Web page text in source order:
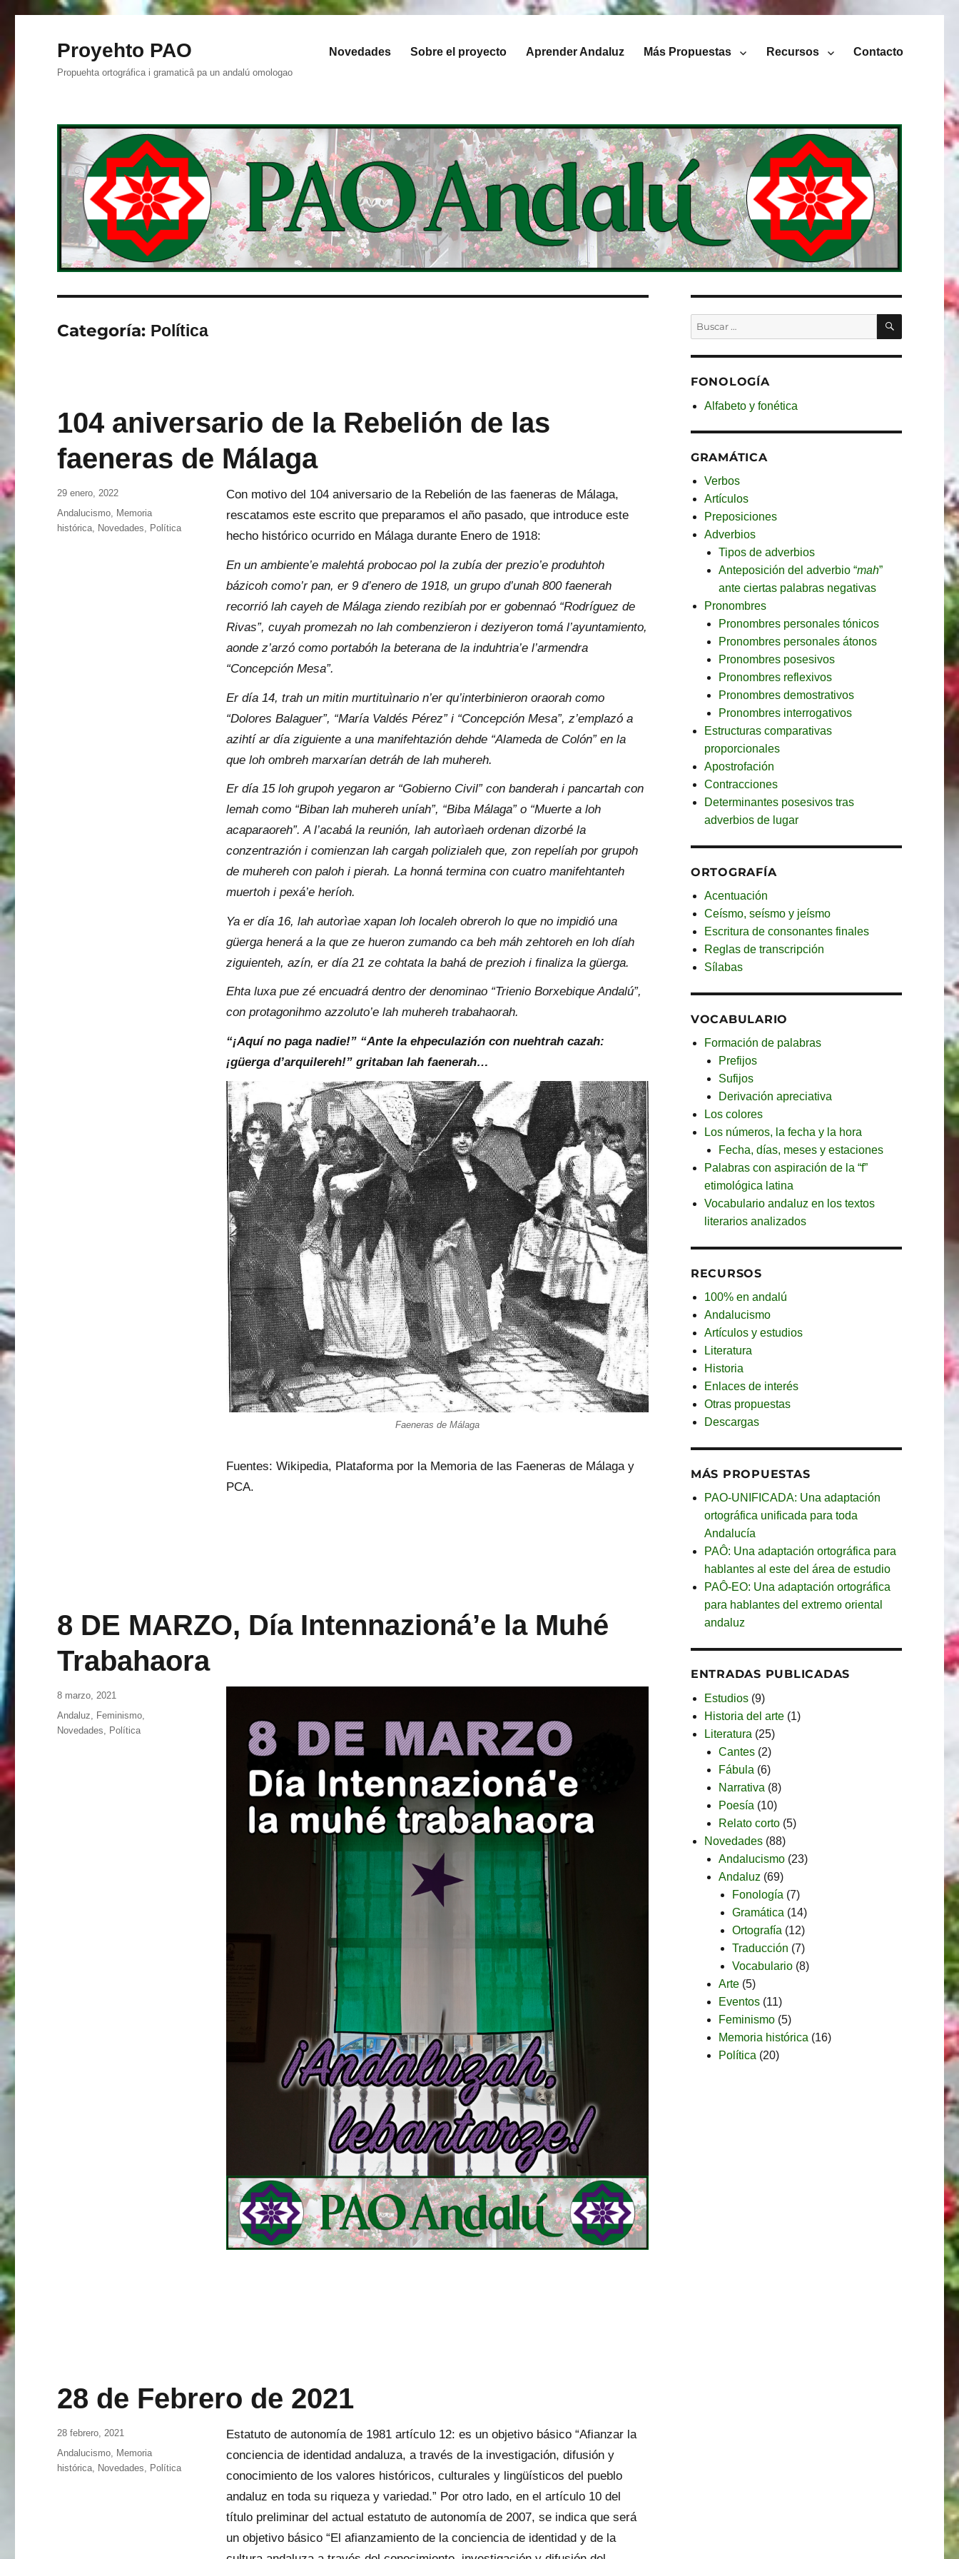
Proyehto PAO
Propuehta ortográfica i gramaticâ pa un andalú omologao
Novedades Sobre el proyecto Aprender Andaluz Más Propuestas Recursos Contacto
Categoría: Política
104 aniversario de la Rebelión de las
faeneras de Málaga
Con motivo del 104 aniversario de la Rebelión de las faeneras de Málaga,
rescatamos este escrito que preparamos el año pasado, que introduce este
hecho histórico ocurrido en Málaga durante Enero de 1918:
En un ambiente’e malehtá probocao pol la zubía der prezio’e produhtoh
bázicoh como’r pan, er 9 d’enero de 1918, un grupo d’unah 800 faenerah
recorrió lah cayeh de Málaga ziendo rezibíah por er gobennaó “Rodríguez de
Rivas”, cuyah promezah no lah combenzieron i deziyeron tomá l’ayuntamiento,
aonde z’arzó como portabóh la beterana de la induhtria’e l’armendra
“Concepción Mesa”.
Er día 14, trah un mitin murtituìnario n’er qu’interbinieron oraorah como
“Dolores Balaguer”, “María Valdés Pérez” i “Concepción Mesa”, z’emplazó a
azihtí ar día ziguiente a una manifehtazión dehde “Alameda de Colón” en la
que loh ombreh marxarían detráh de lah muhereh.
Er día 15 loh grupoh yegaron ar “Gobierno Civil” con banderah i pancartah con
lemah como “Biban lah muhereh uníah”, “Biba Málaga” o “Muerte a loh
acaparaoreh”. A l’acabá la reunión, lah autorìaeh ordenan dizorbé la
conzentrazión i comienzan lah cargah polizialeh que, zon repelíah por grupoh
de muhereh con paloh i pierah. La honná termina con cuatro manifehtanteh
muertoh i pexá’e heríoh.
Ya er día 16, lah autorìae xapan loh localeh obreroh lo que no impidió una
güerga henerá a la que ze hueron zumando ca beh máh zehtoreh en loh díah
ziguienteh, azín, er día 21 ze cohtata la bahá de prezioh i finaliza la güerga.
Ehta luxa pue zé encuadrá dentro der denominao “Trienio Borxebique Andalú”,
con protagonihmo azzoluto’e lah muhereh trabahaorah.
“¡Aquí no paga nadie!” “Ante la ehpeculazión con nuehtrah cazah:
¡güerga d’arquilereh!” gritaban lah faenerah…
Faeneras de Málaga
Fuentes: Wikipedia, Plataforma por la Memoria de las Faeneras de Málaga y
PCA.
Publicado
el
29 enero, 2022
Categorías
Andalucismo, Memoria
histórica, Novedades, Política
8 DE MARZO, Día Intennazioná’e la Muhé
Trabahaora
Publicado
el
8 marzo, 2021
Categorías
Andaluz, Feminismo,
Novedades, Política
28 de Febrero de 2021
Estatuto de autonomía de 1981 artículo 12: es un objetivo básico “Afianzar la
conciencia de identidad andaluza, a través de la investigación, difusión y
conocimiento de los valores históricos, culturales y lingüísticos del pueblo
andaluz en toda su riqueza y variedad.” Por otro lado, en el artículo 10 del
título preliminar del actual estatuto de autonomía de 2007, se indica que será
un objetivo básico “El afianzamiento de la conciencia de identidad y de la
Publicado
el
28 febrero, 2021
Categorías
Andalucismo, Memoria
histórica, Novedades, Política
BUSCAR
FONOLOGÍA
Alfabeto y fonética
GRAMÁTICA
Verbos
Artículos
Preposiciones
Adverbios
Tipos de adverbios
Anteposición del adverbio “mah”
ante ciertas palabras negativas
Pronombres
Pronombres personales tónicos
Pronombres personales átonos
Pronombres posesivos
Pronombres reflexivos
Pronombres demostrativos
Pronombres interrogativos
Estructuras comparativas
proporcionales
Apostrofación
Contracciones
Determinantes posesivos tras
adverbios de lugar
ORTOGRAFÍA
Acentuación
Ceísmo, seísmo y jeísmo
Escritura de consonantes finales
Reglas de transcripción
Sílabas
VOCABULARIO
Formación de palabras
Prefijos
Sufijos
Derivación apreciativa
Los colores
Los números, la fecha y la hora
Fecha, días, meses y estaciones
Palabras con aspiración de la “f”
etimológica latina
Vocabulario andaluz en los textos
literarios analizados
RECURSOS
100% en andalú
Andalucismo
Artículos y estudios
Literatura
Historia
Enlaces de interés
Otras propuestas
Descargas
MÁS PROPUESTAS
PAO-UNIFICADA: Una adaptación
ortográfica unificada para toda
Andalucía
PAÔ: Una adaptación ortográfica para
hablantes al este del área de estudio
PAÔ-EO: Una adaptación ortográfica
para hablantes del extremo oriental
andaluz
ENTRADAS PUBLICADAS
Estudios (9)
Historia del arte (1)
Literatura (25)
Cantes(2)
Fábula (6)
Narrativa (8)
Poesía (10)
Relato corto(5)
Novedades (88)
Andalucismo(23)
Andaluz (69)
Fonología (7)
Gramática (14)
Ortografía (12)
Traducción (7)
Vocabulario (8)
Arte(5)
Eventos(11)
Feminismo(5)
Memoria histórica (16)
Política (20)